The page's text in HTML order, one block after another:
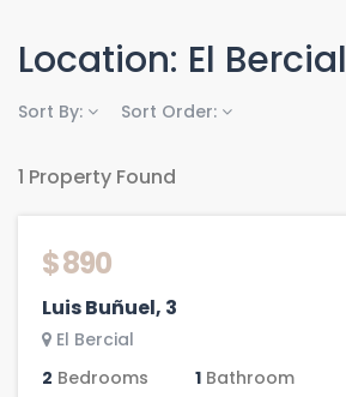
Location: El Bercial
Sort By: Sort Order:
1 Property Found
$ 890
Luis Buñuel, 3
El Bercial
2 Bedrooms 1 Bathroom